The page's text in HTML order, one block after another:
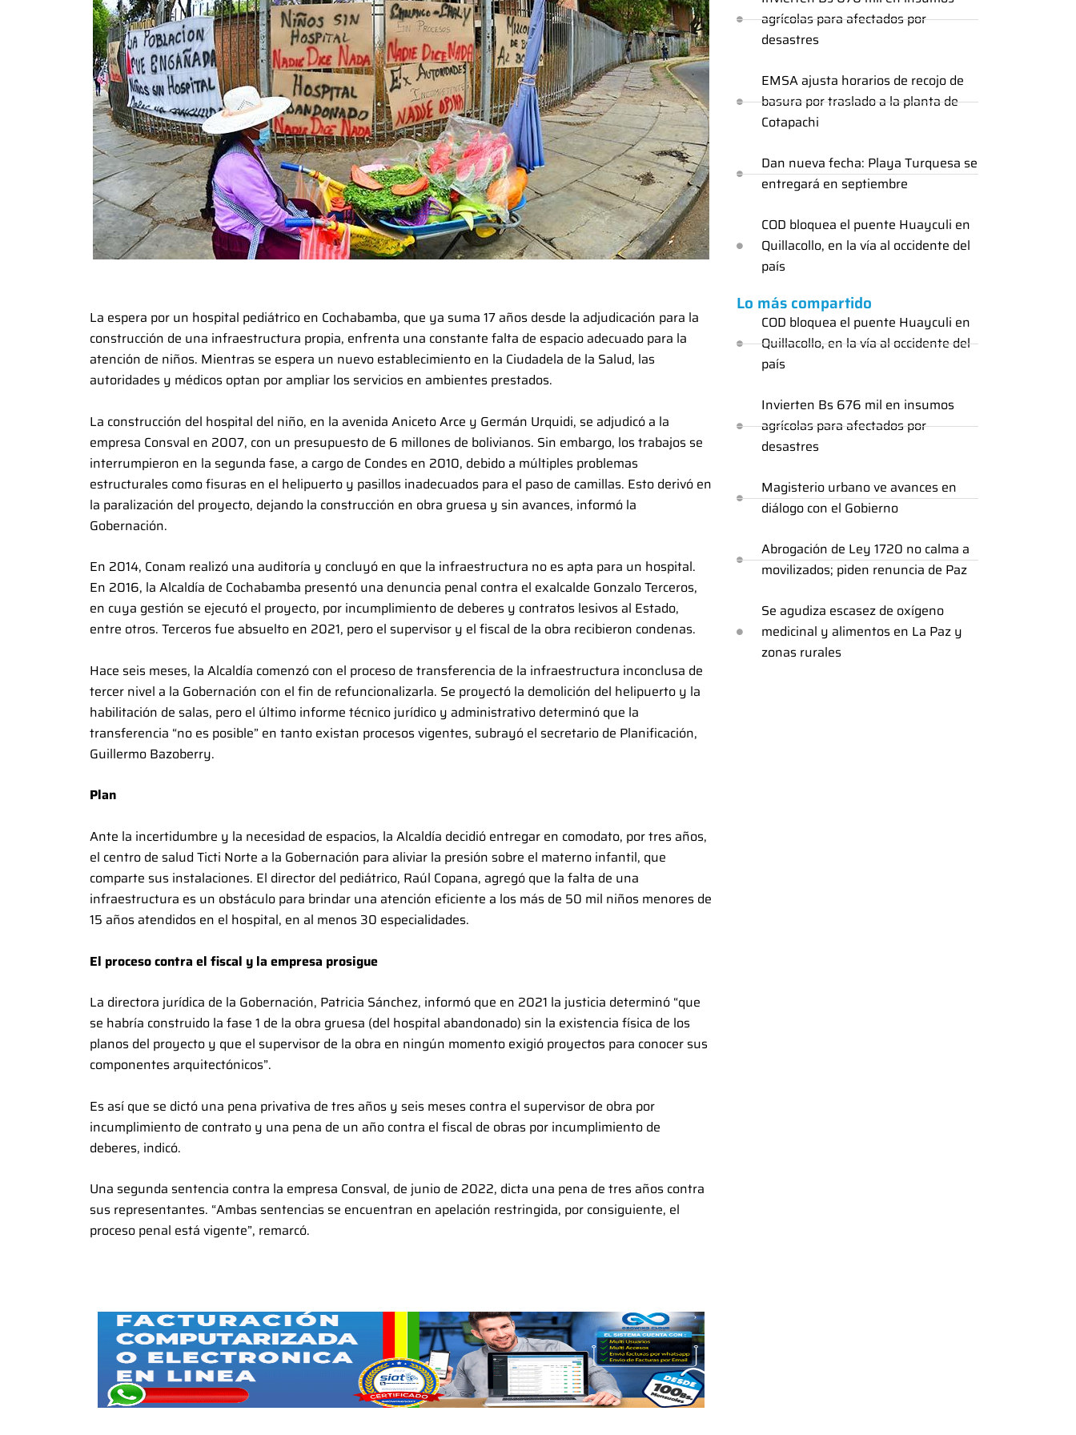
La espera por un hospital pediátrico en Cochabamba, que ya suma 17 años desde la adjudicación para la
construcción de una infraestructura propia, enfrenta una constante falta de espacio adecuado para la
atención de niños. Mientras se espera un nuevo establecimiento en la Ciudadela de la Salud, las
autoridades y médicos optan por ampliar los servicios en ambientes prestados.
La construcción del hospital del niño, en la avenida Aniceto Arce y Germán Urquidi, se adjudicó a la
empresa Consval en 2007, con un presupuesto de 6 millones de bolivianos. Sin embargo, los trabajos se
interrumpieron en la segunda fase, a cargo de Condes en 2010, debido a múltiples problemas
estructurales como fisuras en el helipuerto y pasillos inadecuados para el paso de camillas. Esto derivó en
la paralización del proyecto, dejando la construcción en obra gruesa y sin avances, informó la
Gobernación.
En 2014, Conam realizó una auditoría y concluyó en que la infraestructura no es apta para un hospital.
En 2016, la Alcaldía de Cochabamba presentó una denuncia penal contra el exalcalde Gonzalo Terceros,
en cuya gestión se ejecutó el proyecto, por incumplimiento de deberes y contratos lesivos al Estado,
entre otros. Terceros fue absuelto en 2021, pero el supervisor y el fiscal de la obra recibieron condenas.
Hace seis meses, la Alcaldía comenzó con el proceso de transferencia de la infraestructura inconclusa de
tercer nivel a la Gobernación con el fin de refuncionalizarla. Se proyectó la demolición del helipuerto y la
habilitación de salas, pero el último informe técnico jurídico y administrativo determinó que la
transferencia “no es posible” en tanto existan procesos vigentes, subrayó el secretario de Planificación,
Guillermo Bazoberry.
Plan
Ante la incertidumbre y la necesidad de espacios, la Alcaldía decidió entregar en comodato, por tres años,
el centro de salud Ticti Norte a la Gobernación para aliviar la presión sobre el materno infantil, que
comparte sus instalaciones. El director del pediátrico, Raúl Copana, agregó que la falta de una
infraestructura es un obstáculo para brindar una atención eficiente a los más de 50 mil niños menores de
15 años atendidos en el hospital, en al menos 30 especialidades.
El proceso contra el fiscal y la empresa prosigue
La directora jurídica de la Gobernación, Patricia Sánchez, informó que en 2021 la justicia determinó “que
se habría construido la fase 1 de la obra gruesa (del hospital abandonado) sin la existencia física de los
planos del proyecto y que el supervisor de la obra en ningún momento exigió proyectos para conocer sus
componentes arquitectónicos”.
Es así que se dictó una pena privativa de tres años y seis meses contra el supervisor de obra por
incumplimiento de contrato y una pena de un año contra el fiscal de obras por incumplimiento de
deberes, indicó.
Una segunda sentencia contra la empresa Consval, de junio de 2022, dicta una pena de tres años contra
sus representantes. “Ambas sentencias se encuentran en apelación restringida, por consiguiente, el
proceso penal está vigente”, remarcó.
agrícolas para afectados por
desastres
EMSA ajusta horarios de recojo de
basura por traslado a la planta de
Cotapachi
Dan nueva fecha: Playa Turquesa se
entregará en septiembre
COD bloquea el puente Huayculi en
Quillacollo, en la vía al occidente del
país
Lo más compartido
COD bloquea el puente Huayculi en
Quillacollo, en la vía al occidente del
país
Invierten Bs 676 mil en insumos
agrícolas para afectados por
desastres
Magisterio urbano ve avances en
diálogo con el Gobierno
Abrogación de Ley 1720 no calma a
movilizados; piden renuncia de Paz
Se agudiza escasez de oxígeno
medicinal y alimentos en La Paz y
zonas rurales